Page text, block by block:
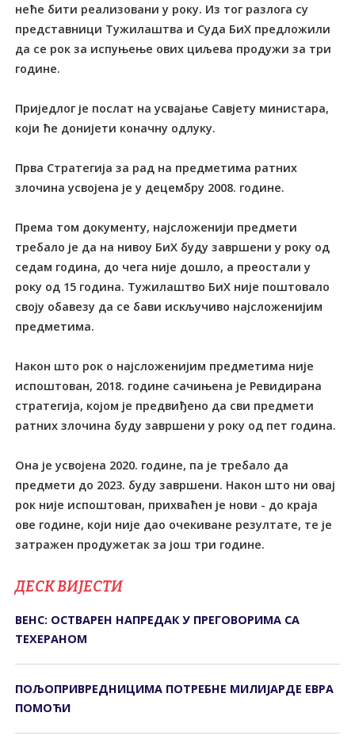
неће бити реализовани у року. Из тог разлога су
представници Тужилаштва и Суда БиХ предложили
да се рок за испуњење ових циљева продужи за три
године.
Приједлог је послат на усвајање Савјету министара,
који ће донијети коначну одлуку.
Прва Стратегија за рад на предметима ратних
злочина усвојена је у децембру 2008. године.
Према том документу, најсложенији предмети
требало је да на нивоу БиХ буду завршени у року од
седам година, до чега није дошло, а преостали у
року од 15 година. Тужилаштво БиХ није поштовало
своју обавезу да се бави искључиво најсложенијим
предметима.
Након што рок о најсложенијим предметима није
испоштован, 2018. године сачињена је Ревидирана
стратегија, којом је предвиђено да сви предмети
ратних злочина буду завршени у року од пет година.
Она је усвојена 2020. године, па је требало да
предмети до 2023. буду завршени. Након што ни овај
рок није испоштован, прихваћен је нови - до краја
ове године, који није дао очекиване резултате, те је
затражен продужетак за још три године.
ДЕСК ВИЈЕСТИ
ВЕНС: ОСТВАРЕН НАПРЕДАК У ПРЕГОВОРИМА СА
ТЕХЕРАНОМ
ПОЉОПРИВРЕДНИЦИМА ПОТРЕБНЕ МИЛИЈАРДЕ ЕВРА
ПОМОЋИ